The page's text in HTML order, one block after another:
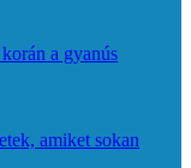
a gyanús
amiket sokan